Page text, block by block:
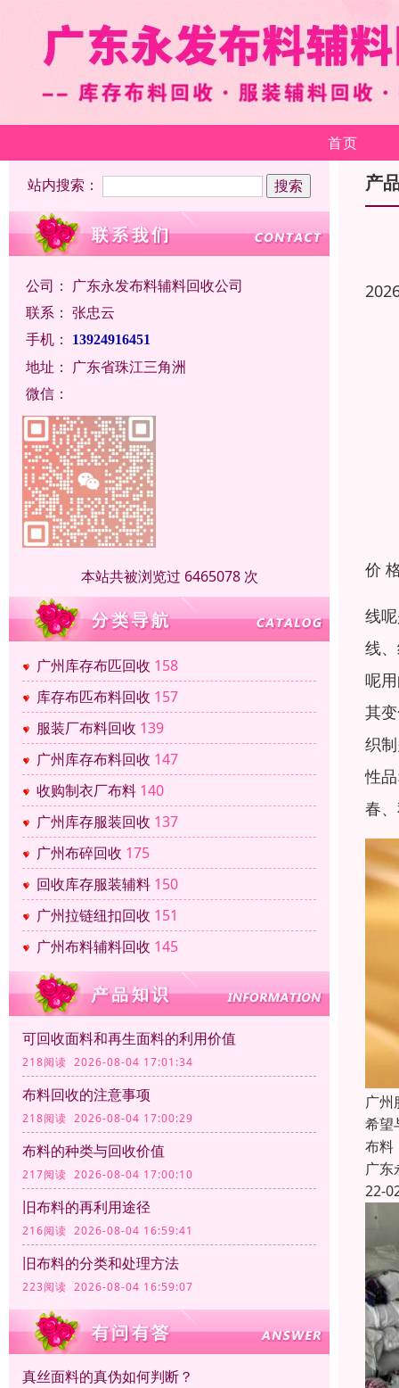
首页
站内搜索：
公司： 广东永发布料辅料回收公司
联系： 张忠云
手机：
13924916451
地址： 广东省珠江三角洲
微信：
本站共被浏览过 6465078 次
广州库存布匹回收 158
库存布匹布料回收 157
服装厂布料回收 139
广州库存布料回收 147
收购制衣厂布料 140
广州库存服装回收 137
广州布碎回收 175
回收库存服装辅料 150
广州拉链纽扣回收 151
广州布料辅料回收 145
可回收面料和再生面料的利用价值
218阅读 2026-08-04 17:01:34
布料回收的注意事项
218阅读 2026-08-04 17:00:29
布料的种类与回收价值
217阅读 2026-08-04 17:00:10
旧布料的再利用途径
216阅读 2026-08-04 16:59:41
旧布料的分类和处理方法
223阅读 2026-08-04 16:59:07
真丝面料的真伪如何判断？
产
价
线
线
呢
其
织
性
春
广州
希望
布料
广东
22-